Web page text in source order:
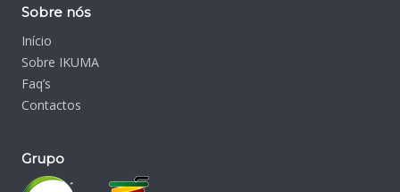
Sobre nós
Início
Sobre IKUMA
Faq’s
Contactos
Grupo